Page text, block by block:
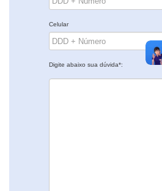
Celular
Digite abaixo sua dúvida*: